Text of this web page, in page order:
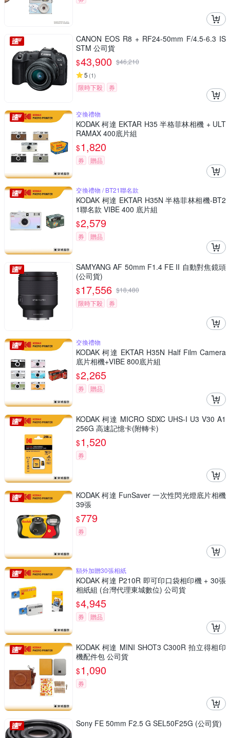
CANON EOS R8 + RF24-50mm F/4.5-6.3 IS
STM 公司貨
$43,900 $46,210
5 (1)
限時下殺 券
交換禮物
KODAK 柯達 EKTAR H35 半格菲林相機 + ULT
RAMAX 400底片組
$1,820
券 贈品
交換禮物 / BT21聯名款
KODAK 柯達 EKTAR H35N 半格菲林相機-BT2
1聯名款 VIBE 400 底片組
$2,579
券 贈品
SAMYANG AF 50mm F1.4 FE II 自動對焦鏡頭
(公司貨)
$17,556 $18,480
限時下殺
券
交換禮物
KODAK 柯達 EKTAR H35N Half Film Camera
底片相機+VIBE 800底片組
$2,265
券 贈品
KODAK 柯達 MICRO SDXC UHS-I U3 V30 A1
256G 高速記憶卡(附轉卡)
$1,520
券
KODAK 柯達 FunSaver 一次性閃光燈底片相機
39張
$779
券
額外加贈30張相紙
KODAK 柯達 P210R 即可印口袋相印機 + 30張
相紙組 (台灣代理東城數位) 公司貨
$4,945
券 贈品
KODAK 柯達 MINI SHOT3 C300R 拍立得相印
機配件包 公司貨
$1,090
券
Sony FE 50mm F2.5 G SEL50F25G (公司貨)